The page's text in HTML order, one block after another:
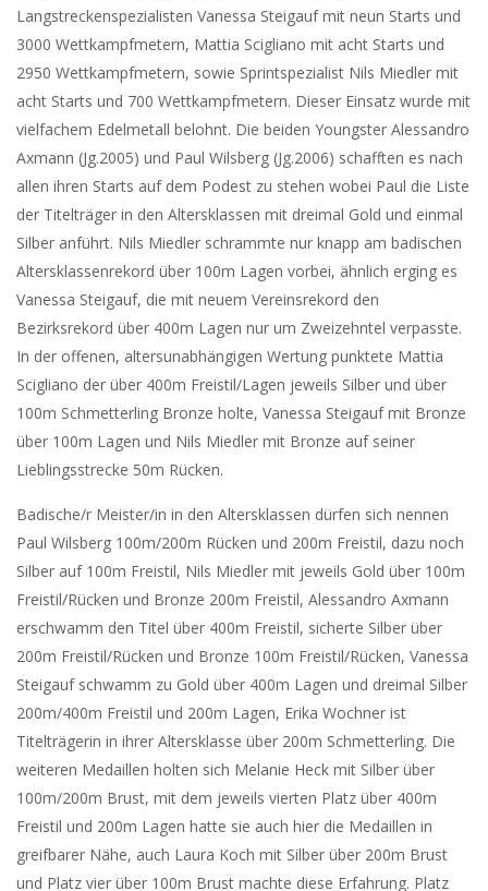
Langstreckenspezialisten Vanessa Steigauf mit neun Starts und
3000 Wettkampfmetern, Mattia Scigliano mit acht Starts und
2950 Wettkampfmetern, sowie Sprintspezialist Nils Miedler mit
acht Starts und 700 Wettkampfmetern. Dieser Einsatz wurde mit
vielfachem Edelmetall belohnt. Die beiden Youngster Alessandro
Axmann (Jg.2005) und Paul Wilsberg (Jg.2006) schafften es nach
allen ihren Starts auf dem Podest zu stehen wobei Paul die Liste
der Titelträger in den Altersklassen mit dreimal Gold und einmal
Silber anführt. Nils Miedler schrammte nur knapp am badischen
Altersklassenrekord über 100m Lagen vorbei, ähnlich erging es
Vanessa Steigauf, die mit neuem Vereinsrekord den
Bezirksrekord über 400m Lagen nur um Zweizehntel verpasste.
In der offenen, altersunabhängigen Wertung punktete Mattia
Scigliano der über 400m Freistil/Lagen jeweils Silber und über
100m Schmetterling Bronze holte, Vanessa Steigauf mit Bronze
über 100m Lagen und Nils Miedler mit Bronze auf seiner
Lieblingsstrecke 50m Rücken.
Badische/r Meister/in in den Altersklassen dürfen sich nennen
Paul Wilsberg 100m/200m Rücken und 200m Freistil, dazu noch
Silber auf 100m Freistil, Nils Miedler mit jeweils Gold über 100m
Freistil/Rücken und Bronze 200m Freistil, Alessandro Axmann
erschwamm den Titel über 400m Freistil, sicherte Silber über
200m Freistil/Rücken und Bronze 100m Freistil/Rücken, Vanessa
Steigauf schwamm zu Gold über 400m Lagen und dreimal Silber
200m/400m Freistil und 200m Lagen, Erika Wochner ist
Titelträgerin in ihrer Altersklasse über 200m Schmetterling. Die
weiteren Medaillen holten sich Melanie Heck mit Silber über
100m/200m Brust, mit dem jeweils vierten Platz über 400m
Freistil und 200m Lagen hatte sie auch hier die Medaillen in
greifbarer Nähe, auch Laura Koch mit Silber über 200m Brust
und Platz vier über 100m Brust machte diese Erfahrung. Platz